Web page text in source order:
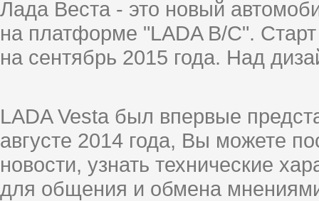
Лада Веста - это новый
на платформе "LADA B/C".
на сентябрь 2015 года. Над
LADA Vesta был впервые
августе 2014 года, Вы можете
новости, узнать технические
для общения и обмена